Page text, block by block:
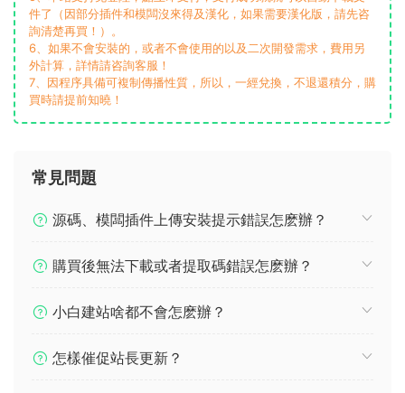
件了（因部分插件和模闆沒來得及漢化，如果需要漢化版，請先咨
詢清楚再買！）。
6、如果不會安裝的，或者不會使用的以及二次開發需求，費用另
外計算，詳情請咨詢客服！
7、因程序具備可複制傳播性質，所以，一經兌換，不退還積分，購
買時請提前知曉！
常見問題
源碼、模闆插件上傳安裝提示錯誤怎麽辦？
購買後無法下載或者提取碼錯誤怎麽辦？
小白建站啥都不會怎麽辦？
怎樣催促站長更新？